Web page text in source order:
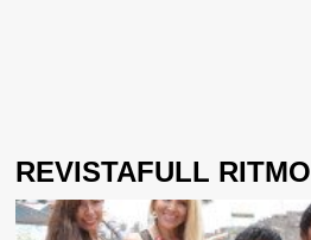
REVISTAFULL RITMO